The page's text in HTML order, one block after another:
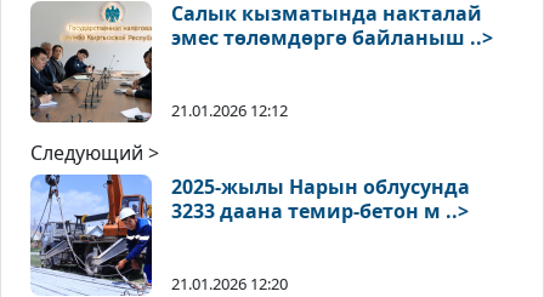
Салык кызматында накталай
эмес төлөмдөргө байланыш ..>
21.01.2026 12:12
Следующий >
2025-жылы Нарын облусунда
3233 даана темир-бетон м ..>
21.01.2026 12:20